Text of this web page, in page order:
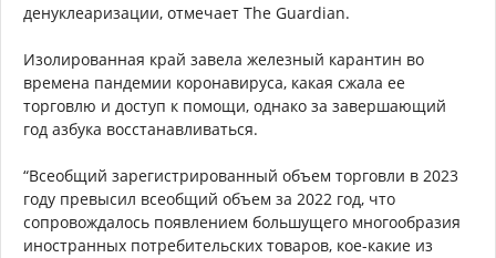
денуклеаризации, отмечает The Guardian.
Изолированная край завела железный карантин во
времена пандемии коронавируса, какая сжала ее
торговлю и доступ к помощи, однако за завершающий
год азбука восстанавливаться.
“Всеобщий зарегистрированный объем торговли в 2023
году превысил всеобщий объем за 2022 год, что
сопровождалось появлением большущего многообразия
иностранных потребительских товаров, кое-какие из